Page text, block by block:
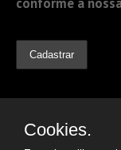
Cookies.